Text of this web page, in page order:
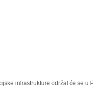
infrastrukture održat će se u